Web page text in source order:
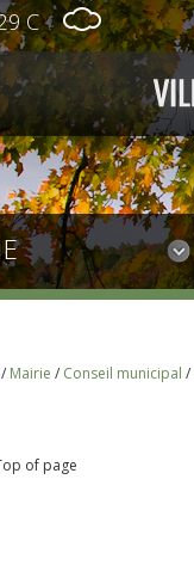
C
/ Mairie / Conseil municipal /
of page